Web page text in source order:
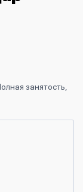
занятость,